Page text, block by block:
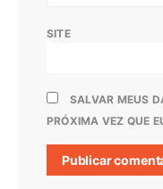
SITE
SALVAR MEUS
PRÓXIMA VEZ QUE